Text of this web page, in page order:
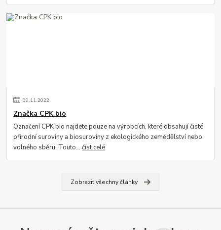
09.11.2022
Značka CPK bio
Označení CPK bio najdete pouze na výrobcích, které obsahují čisté
přírodní suroviny a biosuroviny z ekologického zemědělství nebo
volného sběru. Touto...číst celé
Zobrazit všechny články